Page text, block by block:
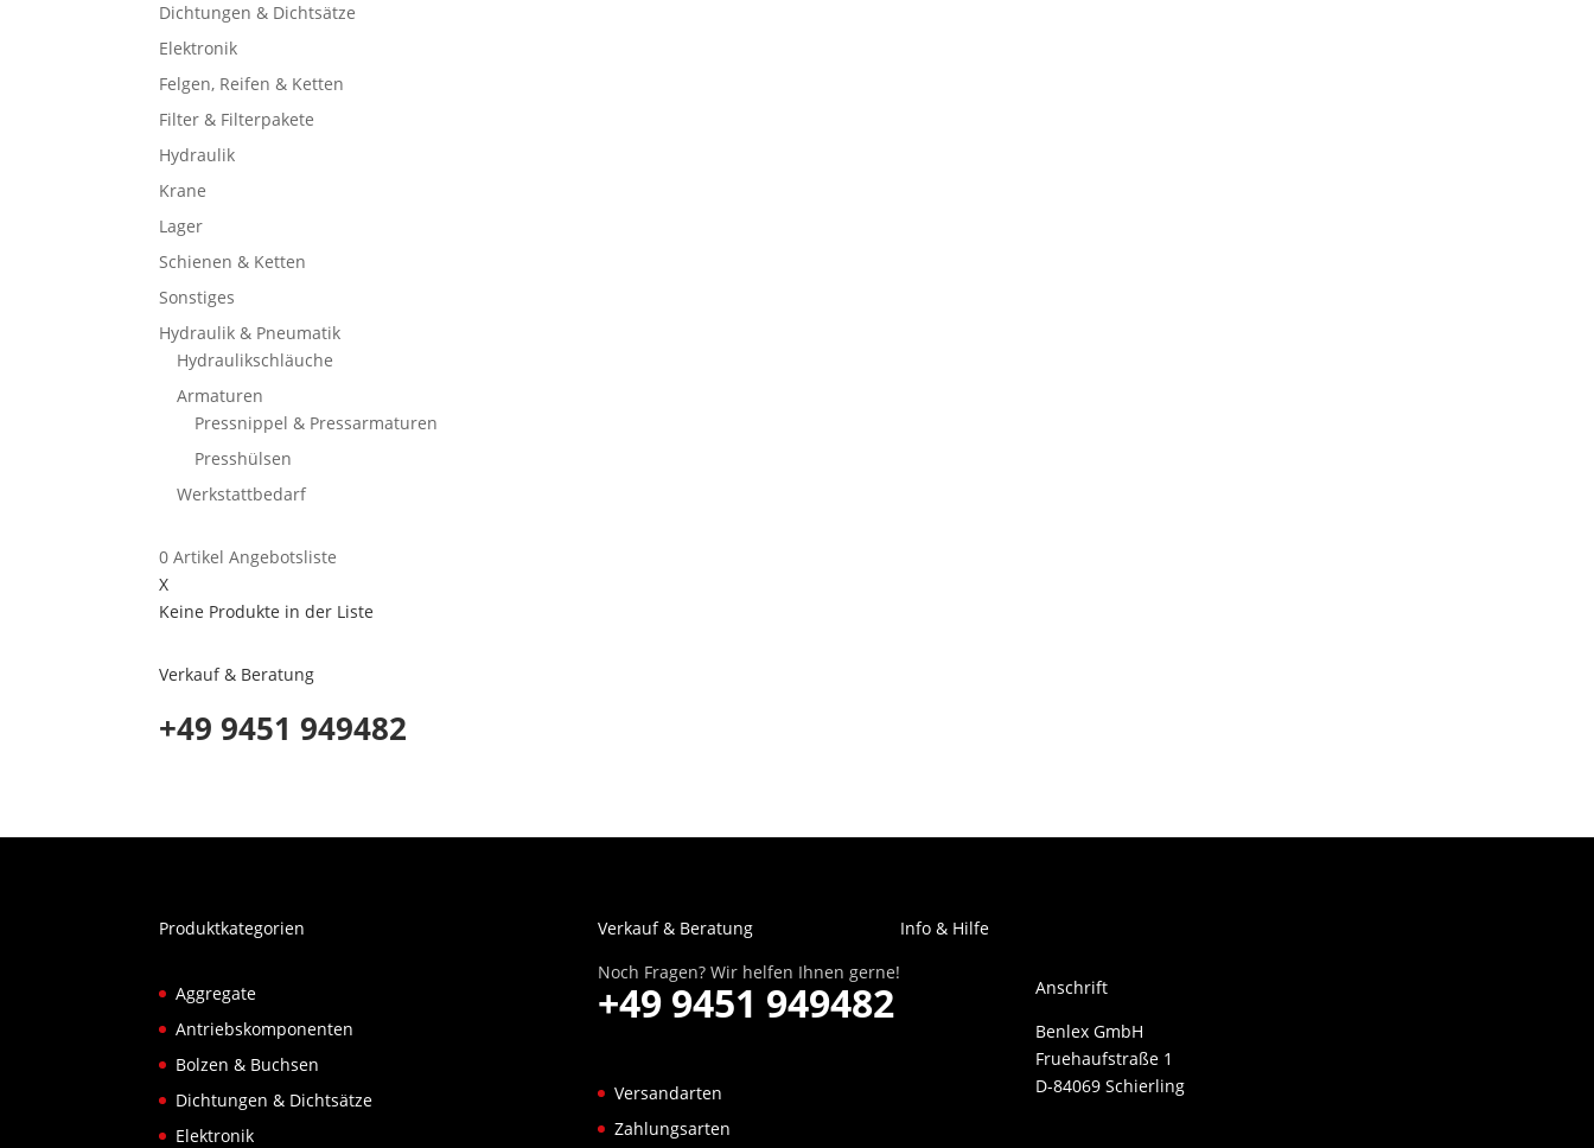
Dichtungen & Dichtsätze
Elektronik
Felgen, Reifen & Ketten
Filter & Filterpakete
Hydraulik
Krane
Lager
Schienen & Ketten
Sonstiges
Hydraulik & Pneumatik
Hydraulikschläuche
Armaturen
Pressnippel & Pressarmaturen
Presshülsen
Werkstattbedarf
0 ArtikelAngebotsliste
X
Keine Produkte in der Liste
Verkauf & Beratung
+49 9451 949482
Produktkategorien
Aggregate
Antriebskomponenten
Bolzen & Buchsen
Dichtungen & Dichtsätze
Elektronik
Verkauf & Beratung
Noch Fragen? Wir helfen Ihnen gerne!
+49 9451 949482
Info & Hilfe
Versandarten
Zahlungsarten
Anschrift
Benlex GmbH
Fruehaufstraße 1
D-84069 Schierling